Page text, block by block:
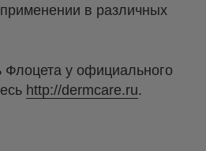
в различных
Флоцета у официального
http://dermcare.ru.